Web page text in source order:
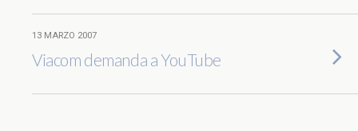
13 MARZO 2007
Viacom demanda a YouTube